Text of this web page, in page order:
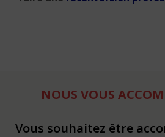
NOUS VOUS
Vous souhaitez être